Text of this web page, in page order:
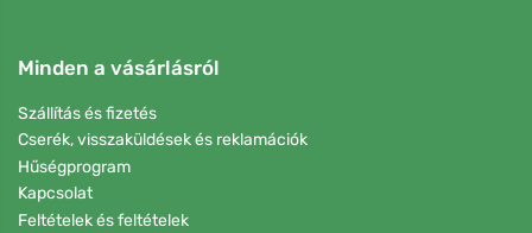
Minden a vásárlásról
Szállítás és fizetés
Cserék, visszaküldések és reklamációk
Hűségprogram
Kapcsolat
Feltételek és feltételek